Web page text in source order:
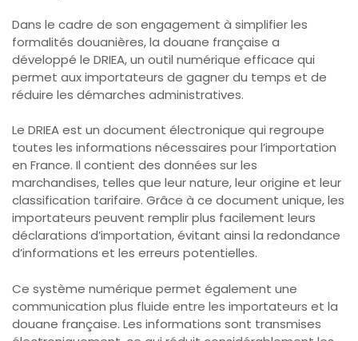
Dans le cadre de son engagement à simplifier les
formalités douanières, la douane française a
développé le DRIEA, un outil numérique efficace qui
permet aux importateurs de gagner du temps et de
réduire les démarches administratives.
Le DRIEA est un document électronique qui regroupe
toutes les informations nécessaires pour l’importation
en France. Il contient des données sur les
marchandises, telles que leur nature, leur origine et leur
classification tarifaire. Grâce à ce document unique, les
importateurs peuvent remplir plus facilement leurs
déclarations d’importation, évitant ainsi la redondance
d’informations et les erreurs potentielles.
Ce système numérique permet également une
communication plus fluide entre les importateurs et la
douane française. Les informations sont transmises